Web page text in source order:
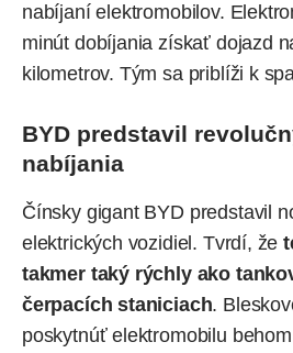
nabíjaní elektromobilov.
minút dobíjania získať dojazd
kilometrov. Tým sa priblíži k
BYD predstavil
nabíjania
Čínsky gigant BYD predstavil
elektrických vozidiel. Tvrdí, že
takmer taký rýchly ako
čerpacích staniciach.
poskytnúť elektromobilu